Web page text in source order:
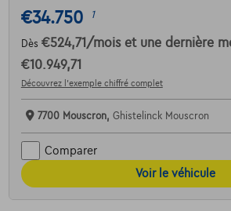
€34.750 1
Dès €524,71 /mois et une dernière
€10.949,71
Découvrez l’exemple chiffré complet
7700 Mouscron, Ghistelinck Mouscron
Comparer
Voir le véhicule